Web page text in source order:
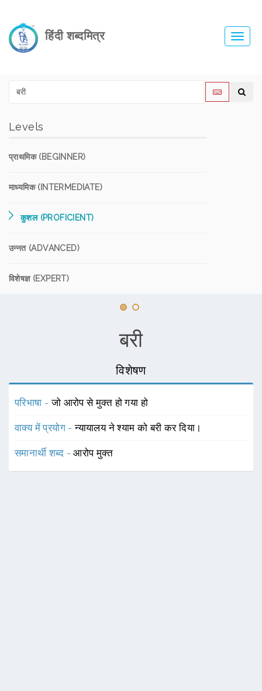
हिंदी शब्दमित्र
Levels
प्राथमिक (BEGINNER)
माध्यमिक (INTERMEDIATE)
कुशल (PROFICIENT)
उन्नत (ADVANCED)
विशेषज्ञ (EXPERT)
बरी
विशेषण
परिभाषा -जो आरोप से मुक्त हो गया हो
वाक्य में प्रयोग -न्यायालय ने श्याम को बरी कर दिया।
समानार्थी शब्द -आरोप मुक्त